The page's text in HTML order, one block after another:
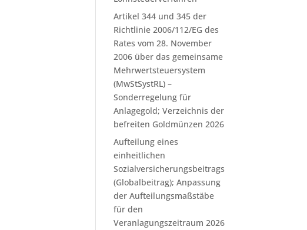
Artikel 344 und 345 der
Richtlinie 2006/112/EG des
Rates vom 28. November
2006 über das gemeinsame
Mehrwertsteuersystem
(MwStSystRL) –
Sonderregelung für
Anlagegold; Verzeichnis der
befreiten Goldmünzen 2026
Aufteilung eines
einheitlichen
Sozialversicherungsbeitrags
(Globalbeitrag); Anpassung
der Aufteilungsmaßstäbe
für den
Veranlagungszeitraum 2026